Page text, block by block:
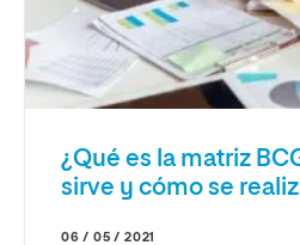
¿Qué es la matriz
sirve y cómo se
06 / 05 / 2021